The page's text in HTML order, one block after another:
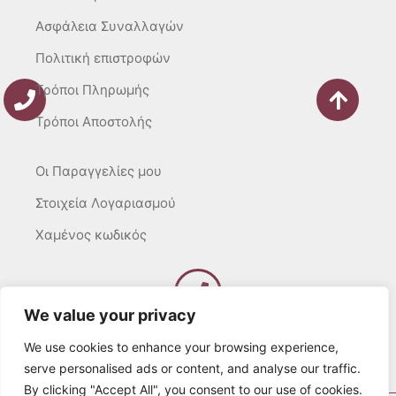
We value your privacy
We use cookies to enhance your browsing experience,
serve personalised ads or content, and analyse our traffic.
By clicking "Accept All", you consent to our use of cookies.
Ασφάλεια Συναλλαγών
Πολιτική επιστροφών
Τρόποι Πληρωμής
Τρόποι Αποστολής
Οι Παραγγελίες μου
Στοιχεία Λογαριασμού
Χαμένος κωδικός
Καλέστε μας
Δευτ – Τετ. – Σαβ. : 10:00 – 15:00
Τρίτ. – Πέμπτ. – Παρ. : 10:00 – 21:00